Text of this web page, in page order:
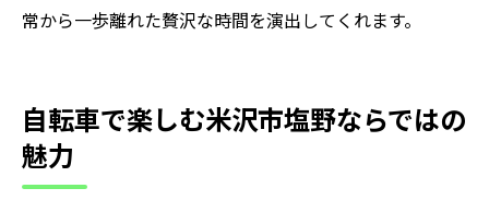
常から一歩離れた贅沢な時間を演出してくれます。
自転車で楽しむ米沢市塩野ならではの
魅力